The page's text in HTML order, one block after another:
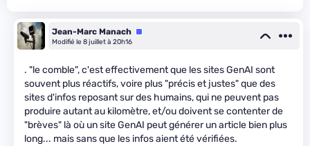
Jean-Marc Manach Équipe
Modifié le 8 juillet à 20h16
. "le comble", c'est effectivement que les sites GenAI sont
souvent plus réactifs, voire plus "précis et justes" que des
sites d'infos reposant sur des humains, qui ne peuvent pas
produire autant au kilomètre, et/ou doivent se contenter de
"brèves" là où un site GenAI peut générer un article bien plus
long... mais sans que les infos aient été vérifiées.